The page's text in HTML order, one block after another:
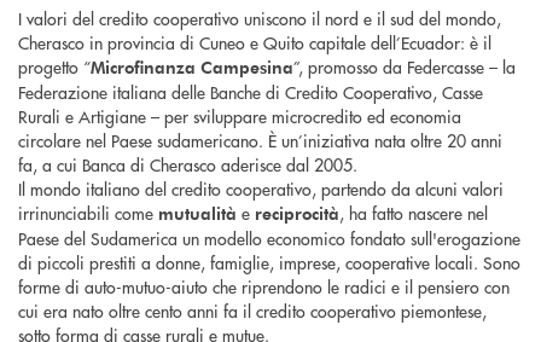
I valori del credito cooperativo uniscono il nord e il sud del mondo,
Cherasco in provincia di Cuneo e Quito capitale dell’Ecuador: è il
progetto “Microfinanza Campesina”, promosso da Federcasse – la
Federazione italiana delle Banche di Credito Cooperativo, Casse
Rurali e Artigiane – per sviluppare microcredito ed economia
circolare nel Paese sudamericano. È un’iniziativa nata oltre 20 anni
fa, a cui Banca di Cherasco aderisce dal 2005.
Il mondo italiano del credito cooperativo, partendo da alcuni valori
irrinunciabili come mutualità e reciprocità, ha fatto nascere nel
Paese del Sudamerica un modello economico fondato sull'erogazione
di piccoli prestiti a donne, famiglie, imprese, cooperative locali. Sono
forme di auto-mutuo-aiuto che riprendono le radici e il pensiero con
cui era nato oltre cento anni fa il credito cooperativo piemontese,
sotto forma di casse rurali e mutue.